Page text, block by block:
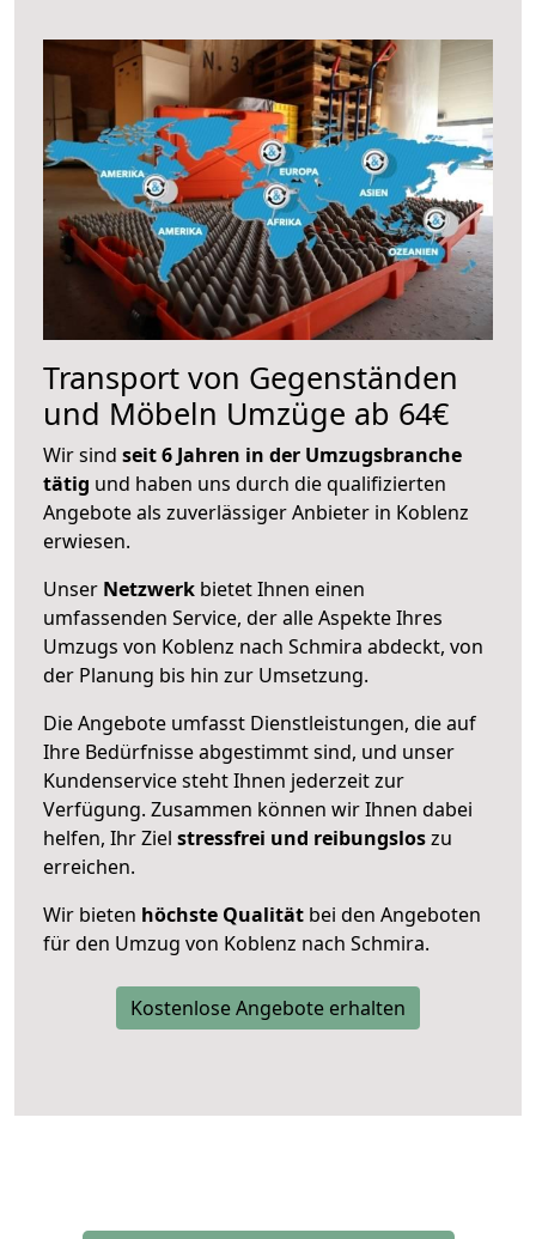
Transport von Gegenständen
und Möbeln Umzüge ab 64€
Wir sind seit 6 Jahren in der Umzugsbranche
tätig und haben uns durch die qualifizierten
Angebote als zuverlässiger Anbieter in Koblenz
erwiesen.
Unser Netzwerk bietet Ihnen einen
umfassenden Service, der alle Aspekte Ihres
Umzugs von Koblenz nach Schmira abdeckt, von
der Planung bis hin zur Umsetzung.
Die Angebote umfasst Dienstleistungen, die auf
Ihre Bedürfnisse abgestimmt sind, und unser
Kundenservice steht Ihnen jederzeit zur
Verfügung. Zusammen können wir Ihnen dabei
helfen, Ihr Ziel stressfrei und reibungsloszu
erreichen.
Wir bieten höchste Qualität bei den Angeboten
für den Umzug von Koblenz nach Schmira.
Kostenlose Angebote erhalten